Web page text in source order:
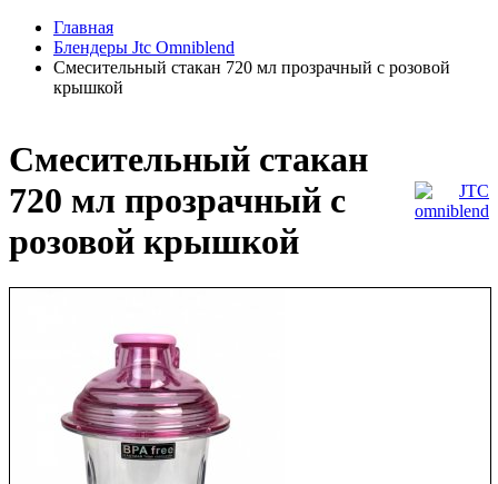
Главная
Блендеры Jtc Omniblend
Смесительный стакан 720 мл прозрачный с розовой
крышкой
Смесительный стакан
720 мл прозрачный с
розовой крышкой